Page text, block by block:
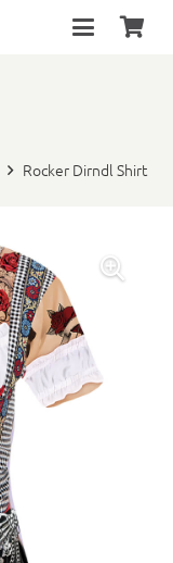
Rocker Dirndl Shirt